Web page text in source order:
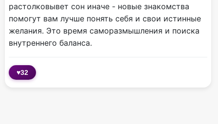
растолковывет сон иначе - новые знакомства
помогут вам лучше понять себя и свои истинные
желания. Это время саморазмышления и поиска
внутреннего баланса.
♥32